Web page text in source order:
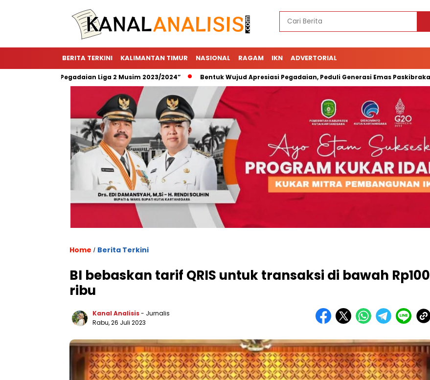
BERITA TERKINI KALIMANTAN TIMUR NASIONAL RAGAM IKN ADVERTORIAL
“Pegadaian Liga 2 Musim 2023/2024” Bentuk Wujud Apresiasi Pegadaian, Peduli Generasi Emas Paskibraka 2023
Home / Berita Terkini
BI bebaskan tarif QRIS untuk transaksi di bawah Rp100
ribu
Kanal Analisis- Jurnalis
Rabu, 26 Juli 2023